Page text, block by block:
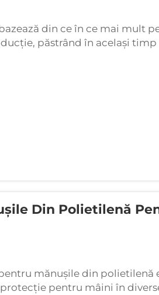
din ce în ce mai mult
păstrând în același timp
robotizate și
de fabricație alimentară,
Din Polietilenă
mănușile din polietilenă
pentru mâini în